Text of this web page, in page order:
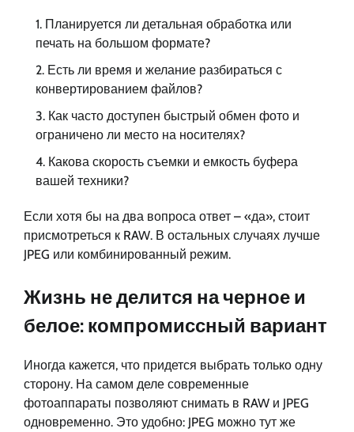
Планируется ли детальная обработка или
печать на большом формате?
Есть ли время и желание разбираться с
конвертированием файлов?
Как часто доступен быстрый обмен фото и
ограничено ли место на носителях?
Какова скорость съемки и емкость буфера
вашей техники?
Если хотя бы на два вопроса ответ – «да», стоит
присмотреться к RAW. В остальных случаях лучше
JPEG или комбинированный режим.
Жизнь не делится на черное и
белое: компромиссный вариант
Иногда кажется, что придется выбрать только одну
сторону. На самом деле современные
фотоаппараты позволяют снимать в RAW и JPEG
одновременно. Это удобно: JPEG можно тут же